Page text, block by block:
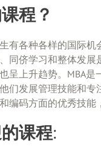
程？
有各种各样的国际
同侪学习和整体发
呈上升趋势。MBA
们发展管理技能和
编码方面的优秀技能
课程: